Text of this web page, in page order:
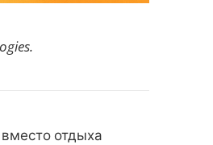
отдыха